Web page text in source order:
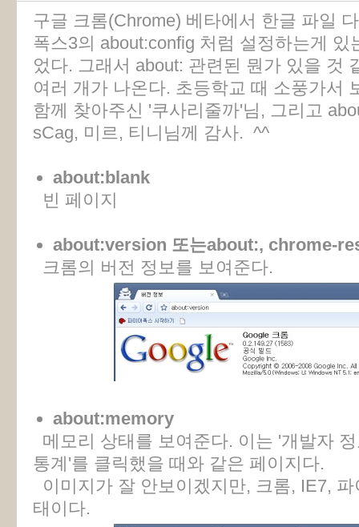
구글 크롬(Chrome) 베타에서 한글 파일
폭스3의 about:config 처럼 설정하는게
었다. 그래서 about: 관련된 뭔가 있을 것
여러 개가 나온다. 초등학교 때 소풍가서
함께 찾아주신 '쿠사리줄까'님, 그리고
sCag, 미르, 티니님께 감사. ^^
about:blank
빈 페이지
about:version 또는about:, chrome-
크롬의 버전 정보를 보여준다.
about:memory
메모리 상태를 보여준다. 이는 '개발자
통계'를 클릭했을 때와 같은 페이지다.
이미지가 잘 안보이겠지만, 크롬, IE7,
태이다.